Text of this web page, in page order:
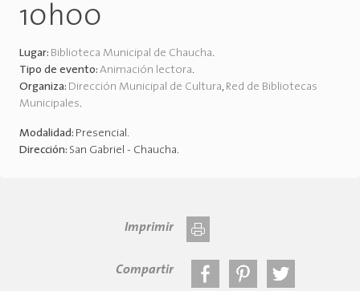
10h00
Lugar: Biblioteca Municipal de Chaucha.
Tipo de evento: Animación lectora.
Organiza: Dirección Municipal de Cultura, Red de Bibliotecas
Municipales.
Modalidad: Presencial.
Dirección: San Gabriel - Chaucha.
Imprimir
Compartir